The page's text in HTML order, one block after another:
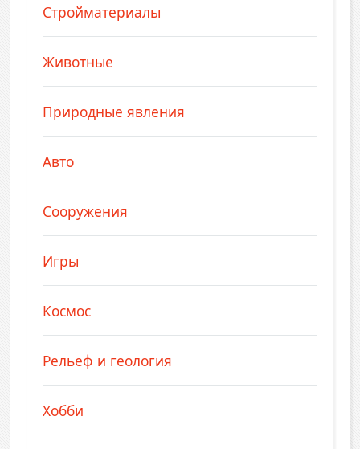
Стройматериалы
Животные
Природные явления
Авто
Сооружения
Игры
Космос
Рельеф и геология
Хобби